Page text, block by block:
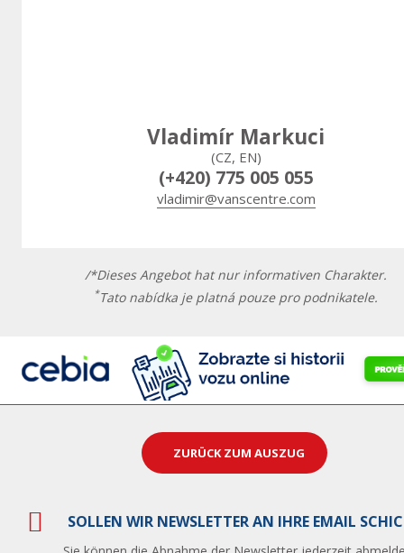
Vladimír Markuci
(CZ, EN)
(+420) 775 005 055
vladimir@vanscentre.com
/*Dieses Angebot hat nur informativen Charakter.
*Tato nabídka je platná pouze pro podnikatele.
ZURÜCK ZUM AUSZUG
SOLLEN WIR NEWSLETTER AN IHRE EMAIL